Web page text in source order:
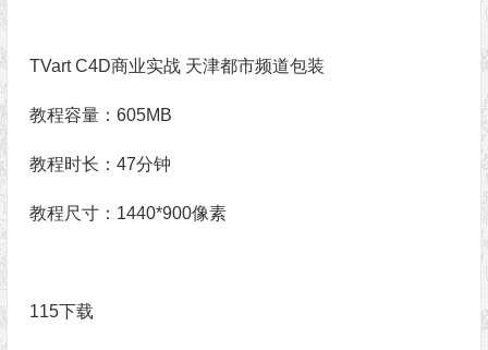
TVart C4D商业实战 天津都市频道包装
教程容量：605MB
教程时长：47分钟
教程尺寸：1440*900像素
115下载